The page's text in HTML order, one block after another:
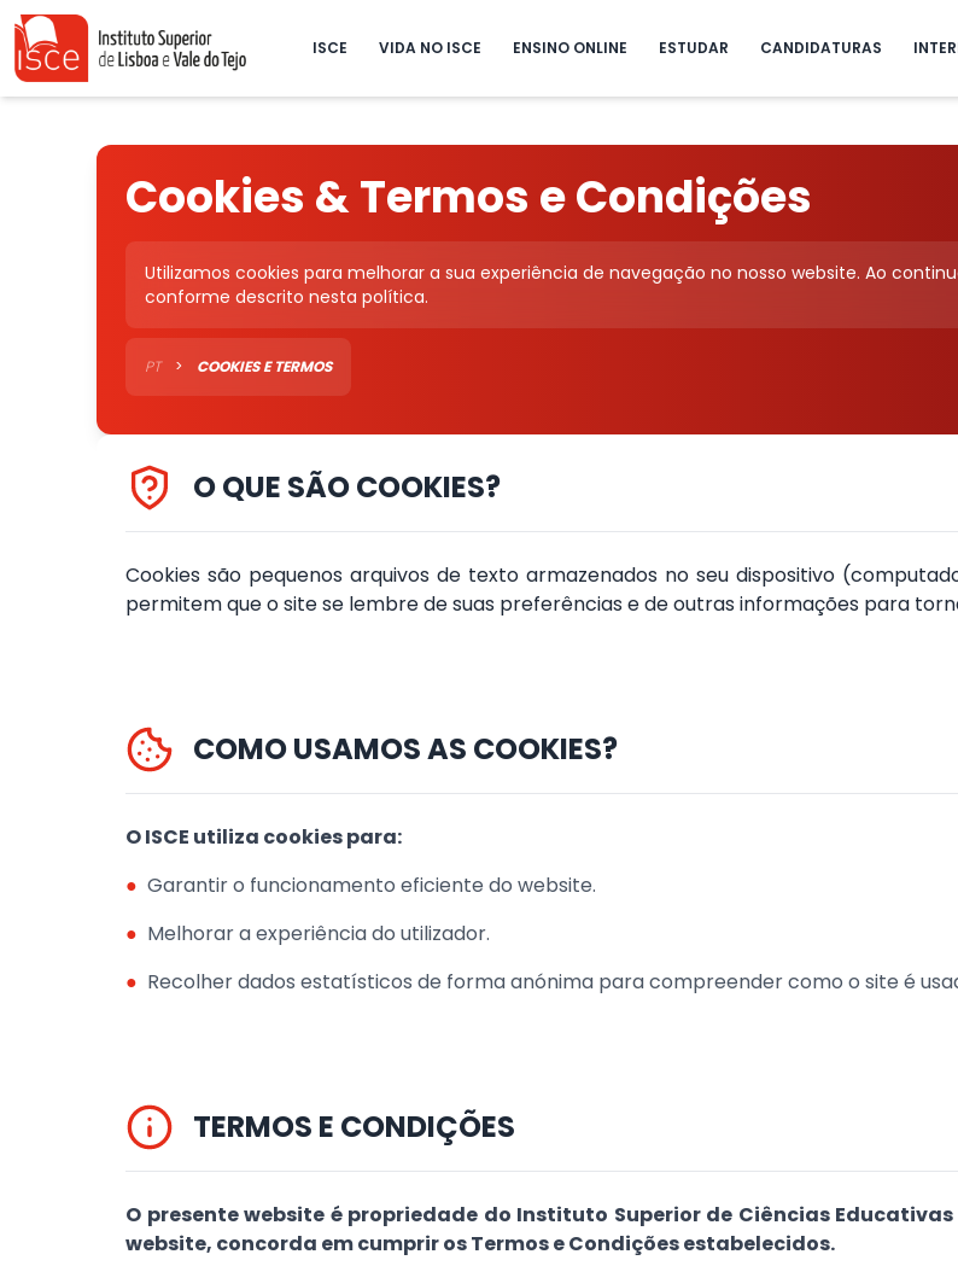
ISCE VIDA NO ISCE ENSINO ONLINE ESTUDAR CANDIDATURAS
Cookies & Termos e Condições
Utilizamos cookies para melhorar a sua experiência de navegação no nosso website. Ao
conforme descrito nesta política.
PT > COOKIES E TERMOS
O QUE SÃO COOKIES?
Cookies são pequenos arquivos de texto armazenados no seu dispositivo
permitem que o site se lembre de suas preferências e de outras informações para
COMO USAMOS AS COOKIES?
O ISCE utiliza cookies para:
● Garantir o funcionamento eficiente do website.
● Melhorar a experiência do utilizador.
● Recolher dados estatísticos de forma anónima para compreender como o site é
TERMOS E CONDIÇÕES
O presente website é propriedade do Instituto Superior de Ciências
website, concorda em cumprir os Termos e Condições estabelecidos.